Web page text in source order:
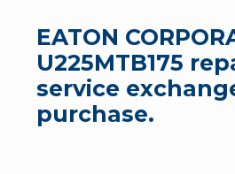
EATON
U225MTB175
service
purchase.